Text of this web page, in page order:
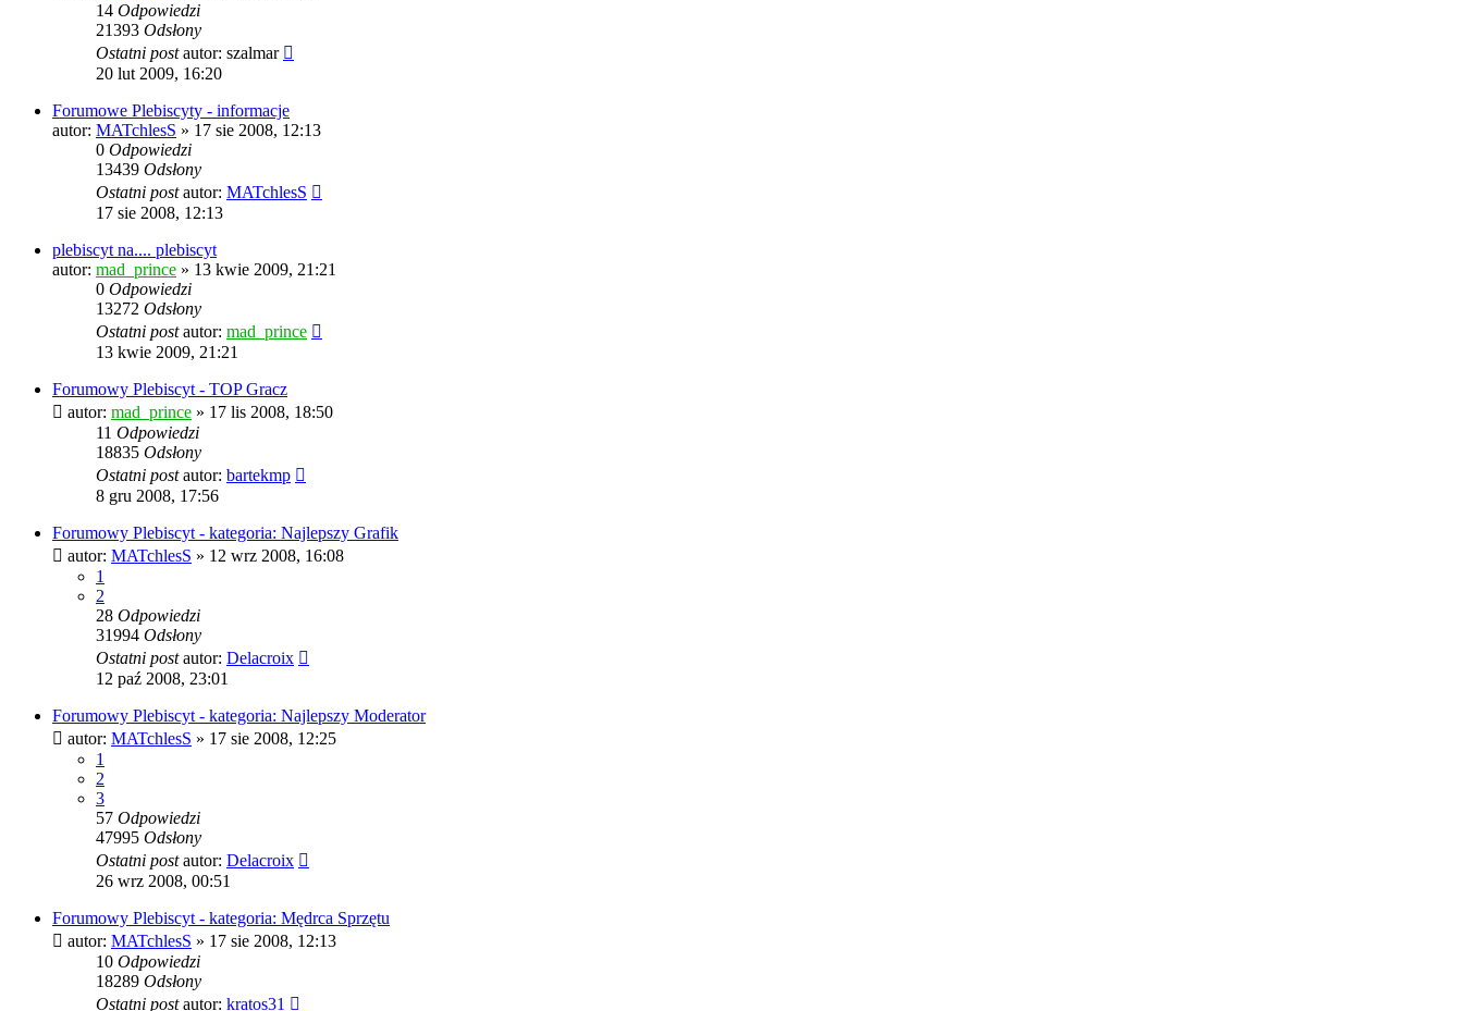
14 Odpowiedzi
21393 Odsłony
Ostatni postautor: szalmar
20 lut 2009, 16:20
Forumowe Plebiscyty - informacje
autor: MATchlesS » 17 sie 2008, 12:13
0 Odpowiedzi
13439 Odsłony
Ostatni postautor: MATchlesS
17 sie 2008, 12:13
plebiscyt na.... plebiscyt
autor: mad_prince » 13 kwie 2009, 21:21
0 Odpowiedzi
13272 Odsłony
Ostatni postautor: mad_prince
13 kwie 2009, 21:21
Forumowy Plebiscyt - TOP Gracz
autor: mad_prince » 17 lis 2008, 18:50
11 Odpowiedzi
18835 Odsłony
Ostatni postautor: bartekmp
8 gru 2008, 17:56
Forumowy Plebiscyt - kategoria: Najlepszy Grafik
autor: MATchlesS » 12 wrz 2008, 16:08
1
2
28 Odpowiedzi
31994 Odsłony
Ostatni postautor: Delacroix
12 paź 2008, 23:01
Forumowy Plebiscyt - kategoria: Najlepszy Moderator
autor: MATchlesS » 17 sie 2008, 12:25
1
2
3
57 Odpowiedzi
47995 Odsłony
Ostatni postautor: Delacroix
26 wrz 2008, 00:51
Forumowy Plebiscyt - kategoria: Mędrca Sprzętu
autor: MATchlesS » 17 sie 2008, 12:13
10 Odpowiedzi
18289 Odsłony
Ostatni postautor: kratos31